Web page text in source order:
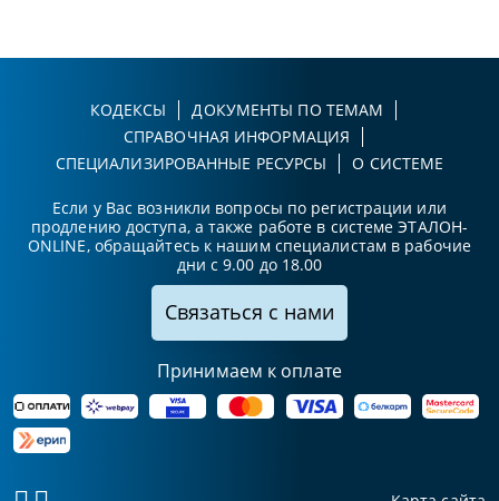
КОДЕКСЫ
ДОКУМЕНТЫ ПО ТЕМАМ
СПРАВОЧНАЯ ИНФОРМАЦИЯ
СПЕЦИАЛИЗИРОВАННЫЕ РЕСУРСЫ
О СИСТЕМЕ
Если у Вас возникли вопросы по регистрации или
продлению доступа, а также работе в системе ЭТАЛОН-
ONLINE, обращайтесь к нашим специалистам в рабочие
дни с 9.00 до 18.00
Связаться с нами
Принимаем к оплате